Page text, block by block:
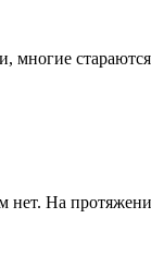
нет. На